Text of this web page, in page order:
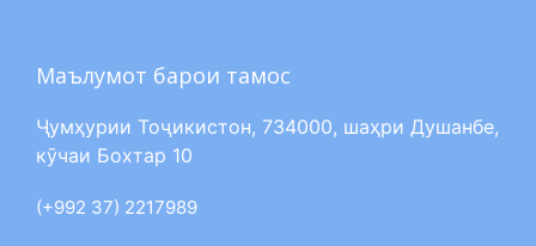
Маълумот барои тамос
Ҷумҳурии Тоҷикистон, 734000, шаҳри Душанбе,
кӯчаи Бохтар 10
(+992 37) 2217989